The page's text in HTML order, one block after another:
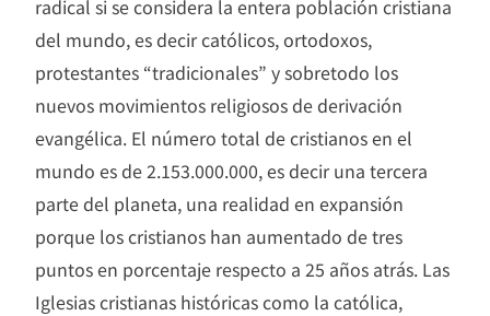
radical si se considera la entera población cristiana
del mundo, es decir católicos, ortodoxos,
protestantes “tradicionales” y sobretodo los
nuevos movimientos religiosos de derivación
evangélica. El número total de cristianos en el
mundo es de 2.153.000.000, es decir una tercera
parte del planeta, una realidad en expansión
porque los cristianos han aumentado de tres
puntos en porcentaje respecto a 25 años atrás. Las
Iglesias cristianas históricas como la católica,